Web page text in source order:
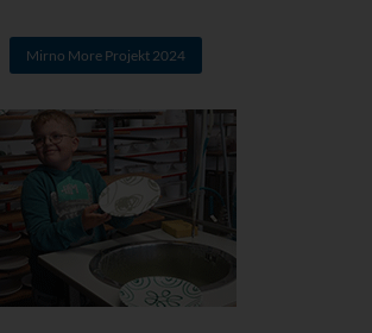
Mirno More Projekt 2024